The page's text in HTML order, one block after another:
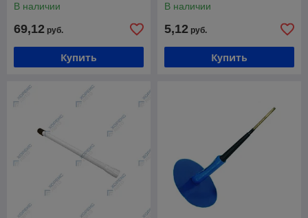
В наличии
69,12 руб.
Купить
В наличии
5,12 руб.
Купить